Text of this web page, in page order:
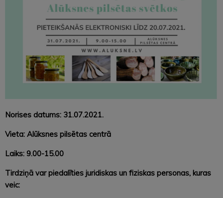
Norises datums: 31.07.2021.
Vieta: Alūksnes pilsētas centrā
Laiks: 9.00-15.00
Tirdziņā var piedalīties juridiskas un fiziskas personas, kuras
veic: